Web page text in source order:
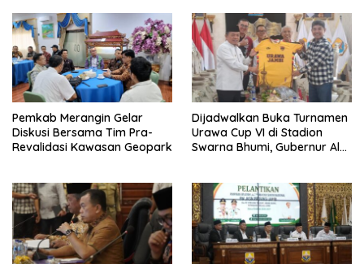
Pemkab Merangin Gelar
Diskusi Bersama Tim Pra-
Revalidasi Kawasan Geopark
Dijadwalkan Buka Turnamen
Urawa Cup VI di Stadion
Swarna Bhumi, Gubernur Al